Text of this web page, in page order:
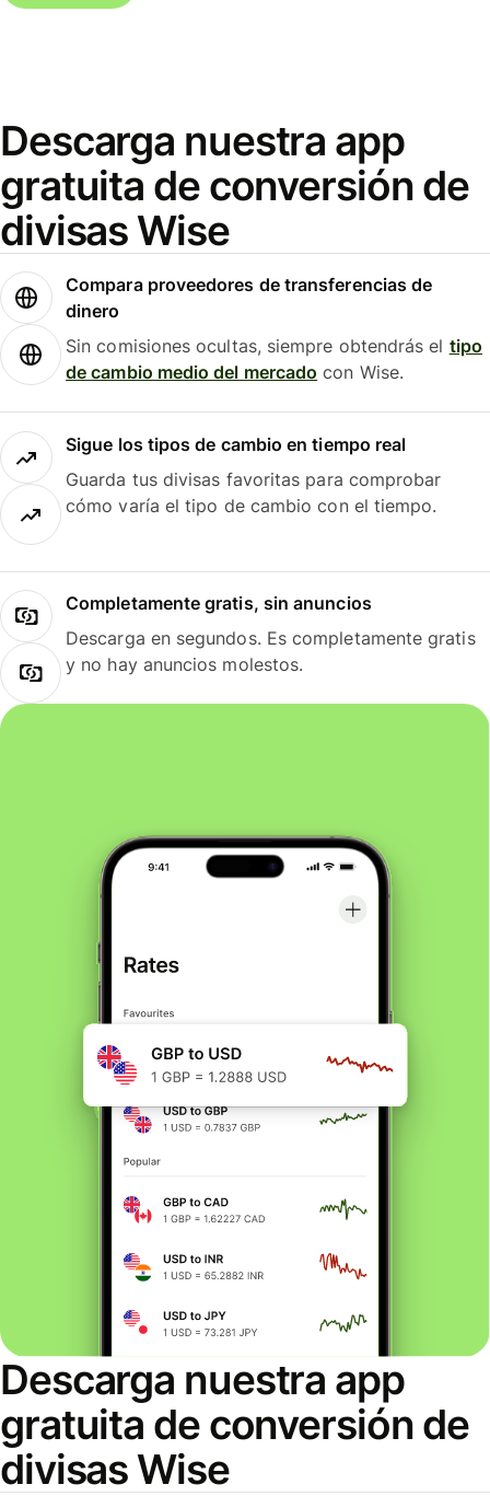
Descarga nuestra app
gratuita de conversión de
divisas Wise
Compara proveedores de transferencias de
dinero
Sin comisiones ocultas, siempre obtendrás el tipo
de cambio medio del mercado con Wise.
Sigue los tipos de cambio en tiempo real
Guarda tus divisas favoritas para comprobar
cómo varía el tipo de cambio con el tiempo.
Completamente gratis, sin anuncios
Descarga en segundos. Es completamente gratis
y no hay anuncios molestos.
Descarga nuestra app
gratuita de conversión de
divisas Wise